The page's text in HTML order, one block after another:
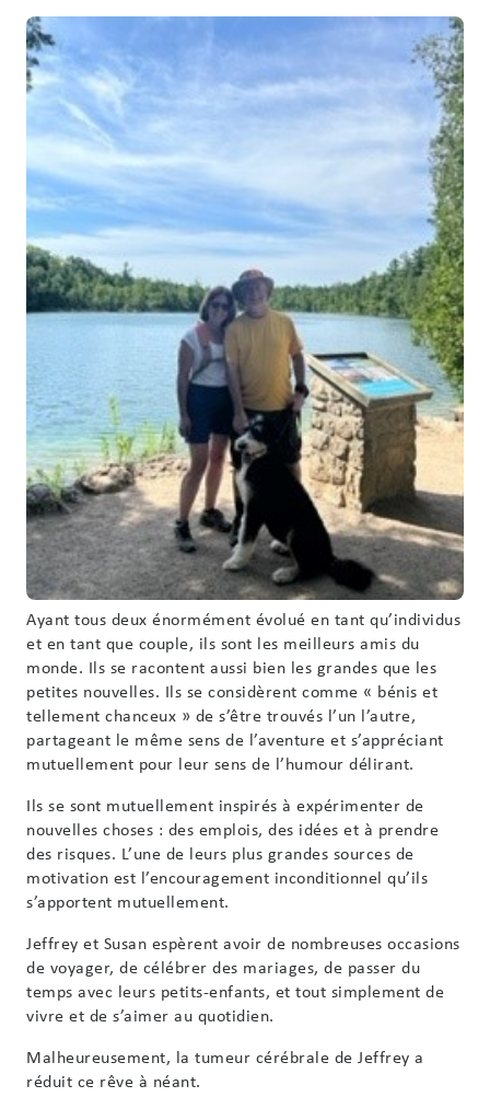
Ayant tous deux énormément évolué en tant qu’individus
et en tant que couple, ils sont les meilleurs amis du
monde. Ils se racontent aussi bien les grandes que les
petites nouvelles. Ils se considèrent comme « bénis et
tellement chanceux » de s’être trouvés l’un l’autre,
partageant le même sens de l’aventure et s’appréciant
mutuellement pour leur sens de l’humour délirant.
Ils se sont mutuellement inspirés à expérimenter de
nouvelles choses : des emplois, des idées et à prendre
des risques. L’une de leurs plus grandes sources de
motivation est l’encouragement inconditionnel qu’ils
s’apportent mutuellement.
Jeffrey et Susan espèrent avoir de nombreuses occasions
de voyager, de célébrer des mariages, de passer du
temps avec leurs petits-enfants, et tout simplement de
vivre et de s’aimer au quotidien.
Malheureusement, la tumeur cérébrale de Jeffrey a
réduit ce rêve à néant.